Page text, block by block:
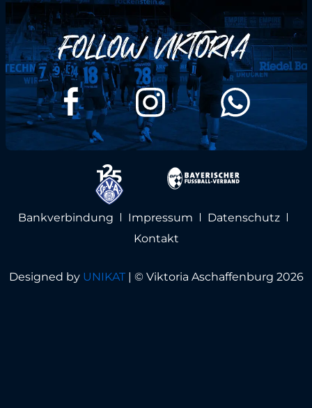
Bankverbindung Impressum
Datenschutz
Kontakt
Designed by UNIKAT| © Viktoria Aschaffenburg 2026